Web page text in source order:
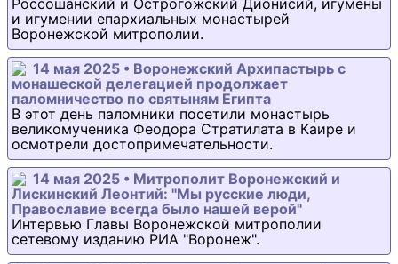
Россошанский и Острогожский Дионисий, игумены
и игумении епархиальных монастырей
Воронежской митрополии.
14 мая 2025 • Воронежский Архипастырь с
монашеской делегацией продолжает
паломничество по святыням Египта
В этот день паломники посетили монастырь
великомученика Феодора Стратилата в Каире и
осмотрели достопримечательности.
14 мая 2025 • Митрополит Воронежский и
Лискинский Леонтий: "Мы русские люди,
Православие всегда было нашей верой"
Интервью Главы Воронежской митрополии
сетевому изданию РИА "Воронеж".